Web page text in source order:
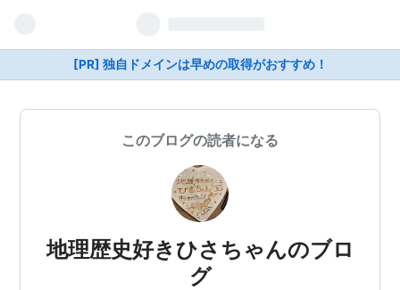
[PR] 独自ドメインは早めの取得がおすすめ！
このブログの読者になる
地理歴史好きひさちゃんのブロ
グ